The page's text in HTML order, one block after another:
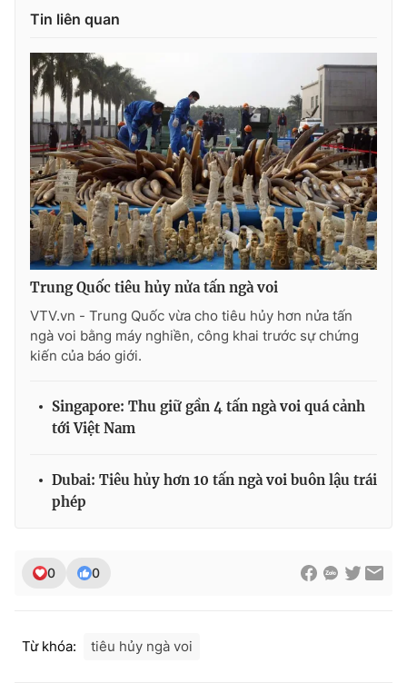
Giải sao mai
Làm đẹp
Chất lượng cuộc sống
Học trực tuyến
Hitech Công nghệ tương lai
Sản phẩm
Thị trường
Tư vấn
Giao lưu trực tuyến
Lịch phát sóng
Chuyên mục khác
Emagazine Podcast
Photo Infographic
Video
VTV Money VTV Thể thao
Thị trường 24h
VTV4 Vươn mình bằng AI
Tin liên quan
Trung Quốc tiêu hủy nửa tấn ngà voi
VTV.vn - Trung Quốc vừa cho tiêu hủy hơn nửa tấn
ngà voi bằng máy nghiền, công khai trước sự chứng
kiến của báo giới.
Singapore: Thu giữ gần 4 tấn ngà voi quá cảnh
tới Việt Nam
Dubai: Tiêu hủy hơn 10 tấn ngà voi buôn lậu trái
phép
0 0
Từ khóa: tiêu hủy ngà voi